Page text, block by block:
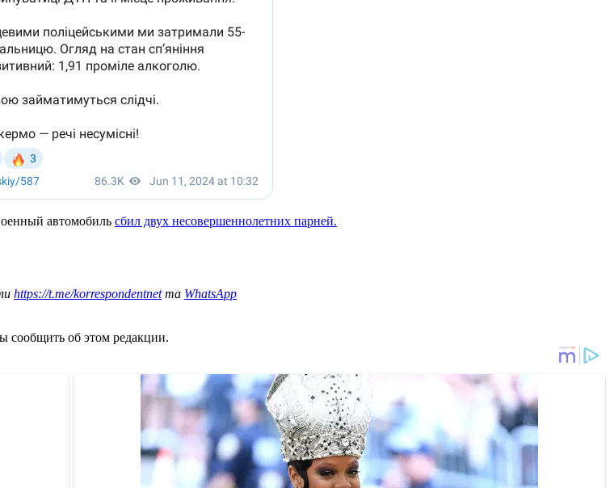
автомобиль сбил двух несовершеннолетних парней.
https://t.me/korrespondentnetта WhatsApp
сообщить об этом редакции.